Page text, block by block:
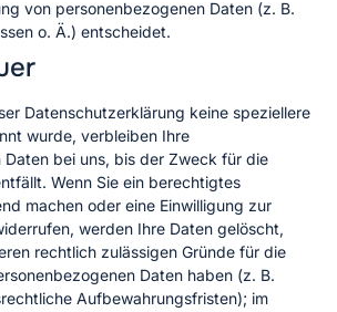
von personenbezogenen Daten (z. B.
o. Ä.) entscheidet.
Datenschutzerklärung keine speziellere
wurde, verbleiben Ihre
Daten bei uns, bis der Zweck für die
Wenn Sie ein berechtigtes
machen oder eine Einwilligung zur
werden Ihre Daten gelöscht,
rechtlich zulässigen Gründe für die
Daten haben (z. B.
Aufbewahrungsfristen); im